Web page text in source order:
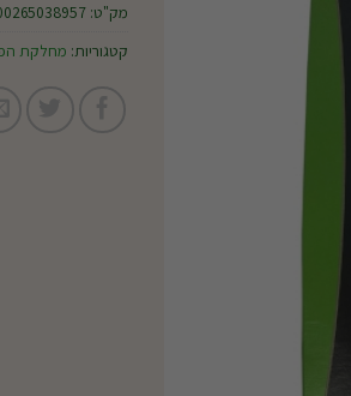
מק"ט:
קטגוריות: מחלקת